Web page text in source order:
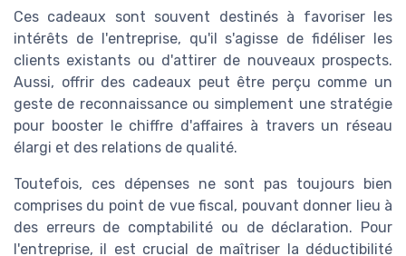
Ces cadeaux sont souvent destinés à favoriser les
intérêts de l'entreprise, qu'il s'agisse de fidéliser les
clients existants ou d'attirer de nouveaux prospects.
Aussi, offrir des cadeaux peut être perçu comme un
geste de reconnaissance ou simplement une stratégie
pour booster le chiffre d'affaires à travers un réseau
élargi et des relations de qualité.
Toutefois, ces dépenses ne sont pas toujours bien
comprises du point de vue fiscal, pouvant donner lieu à
des erreurs de comptabilité ou de déclaration. Pour
l'entreprise, il est crucial de maîtriser la déductibilité